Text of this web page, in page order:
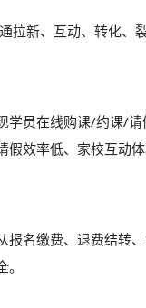
拉新、互动、转化、
学员在线购课/约课/
效率低、家校互动
名缴费、退费结转